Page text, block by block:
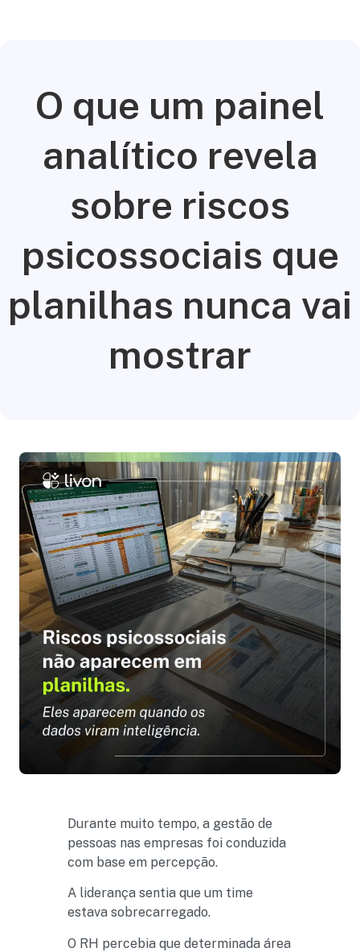
O que um painel
analítico revela
sobre riscos
psicossociais que
planilhas nunca vai
mostrar
Durante muito tempo, a gestão de
pessoas nas empresas foi conduzida
com base em percepção.
A liderança sentia que um time
estava sobrecarregado.
O RH percebia que determinada área